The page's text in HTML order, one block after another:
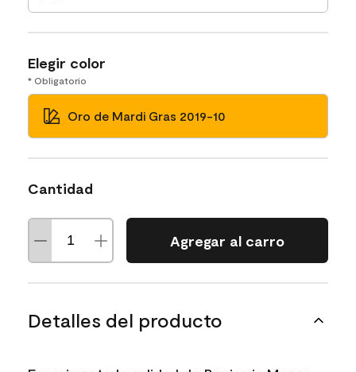
Elegir color
* Obligatorio
Oro de Mardi Gras 2019-10
Cantidad
Agregar al carro
Detalles del producto